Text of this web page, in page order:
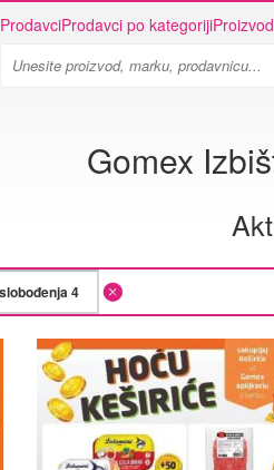
ProdavciProdavci po kategoriji
Gomex